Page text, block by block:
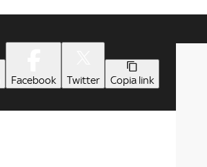
Facebook Twitter Copia link